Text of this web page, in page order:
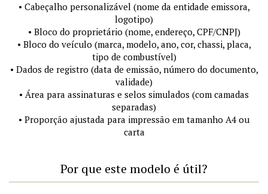
• Cabeçalho personalizável (nome da entidade emissora,
logotipo)
• Bloco do proprietário (nome, endereço, CPF/CNPJ)
• Bloco do veículo (marca, modelo, ano, cor, chassi, placa,
tipo de combustível)
• Dados de registro (data de emissão, número do documento,
validade)
• Área para assinaturas e selos simulados (com camadas
separadas)
• Proporção ajustada para impressão em tamanho A4 ou
carta
Por que este modelo é útil?